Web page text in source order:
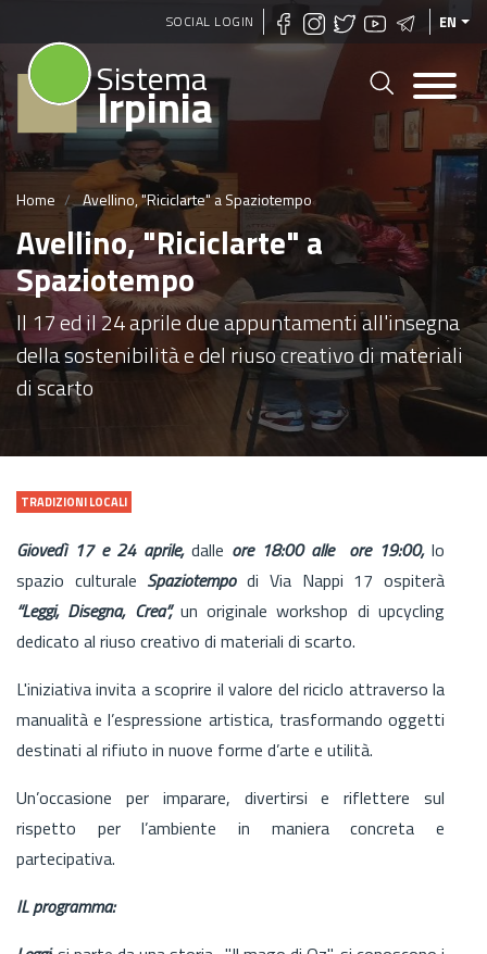
Skip
to
SOCIAL LOGIN EN
Sistema
Irpinia
Home Avellino, "Riciclarte" a Spaziotempo
Avellino, "Riciclarte" a
Spaziotempo
Il 17 ed il 24 aprile due appuntamenti all'insegna
della sostenibilità e del riuso creativo di materiali
di scarto
TRADIZIONI LOCALI
Giovedì 17 e 24 aprile,dalle ore 18:00 alle ore 19:00,lo
spazio culturale Spaziotempodi Via Nappi 17 ospiterà
“Leggi, Disegna, Crea”, un originale workshop di upcycling
dedicato al riuso creativo di materiali di scarto.
L'iniziativa invita a scoprire il valore del riciclo attraverso la
manualità e l’espressione artistica, trasformando oggetti
destinati al rifiuto in nuove forme d’arte e utilità.
Un’occasione per imparare, divertirsi e riflettere sul
rispetto per l’ambiente in maniera concreta e
partecipativa.
IL programma: